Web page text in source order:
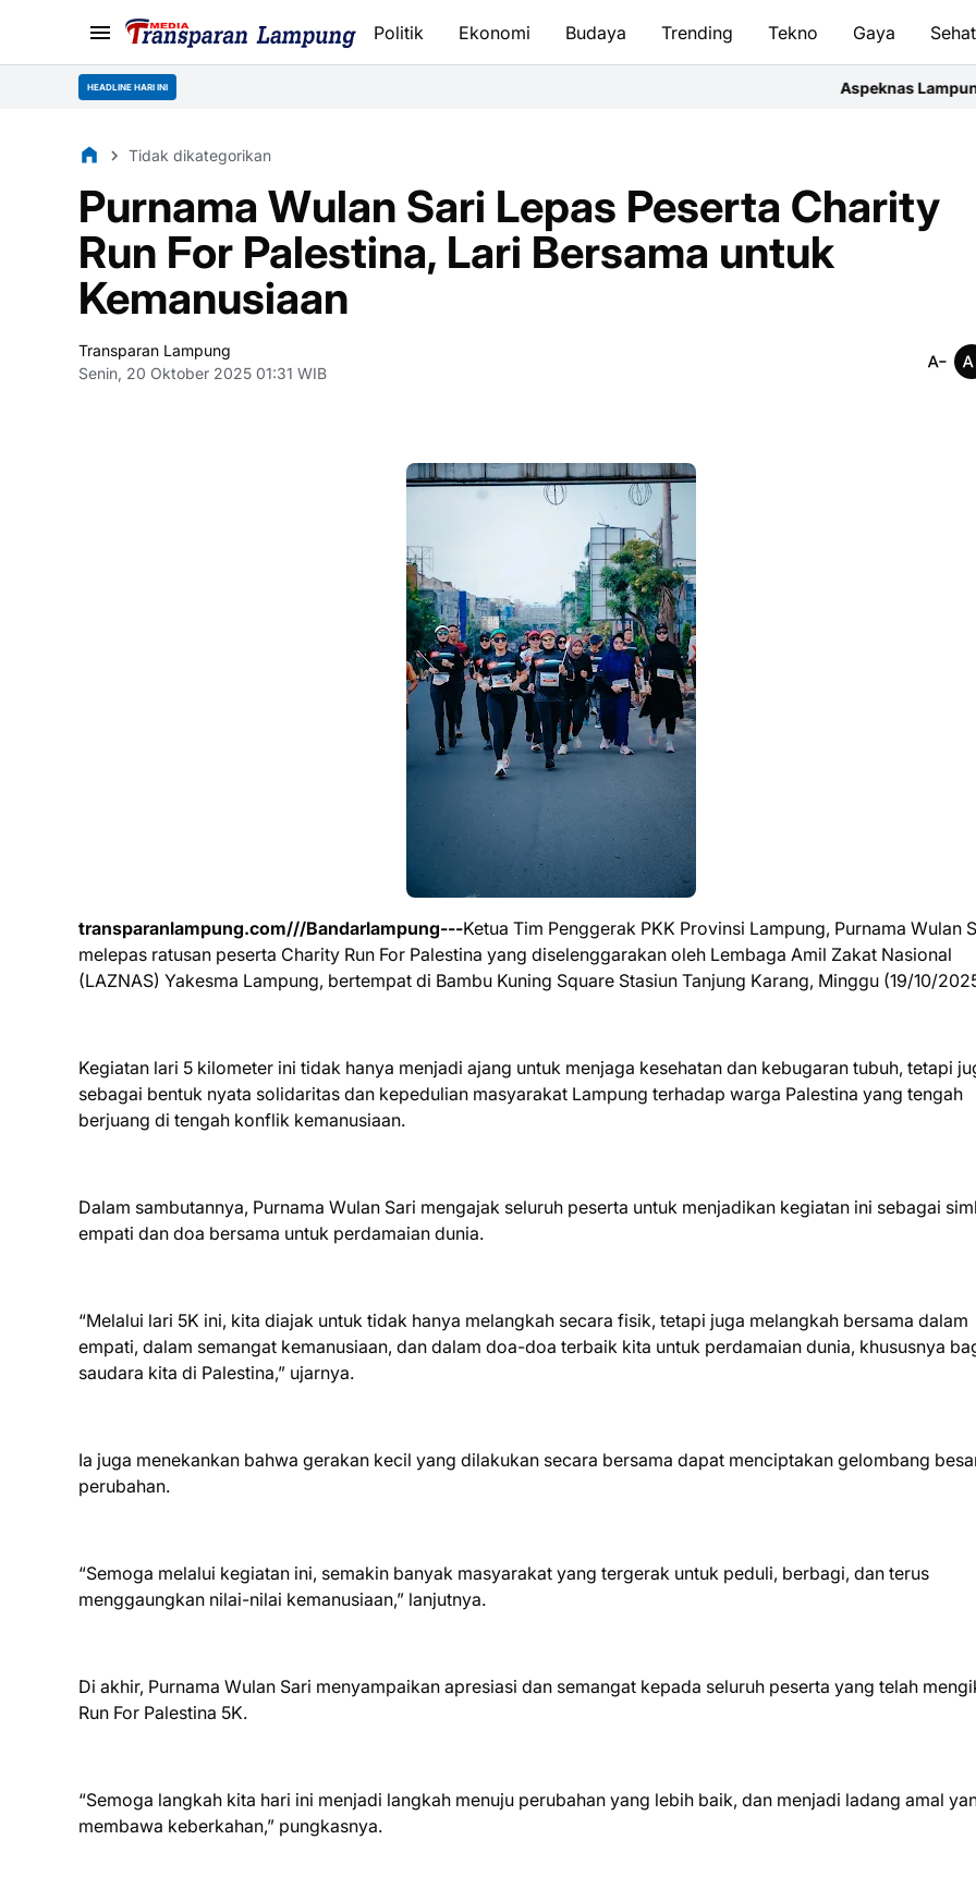
Politik Ekonomi Budaya Trending Tekno Gaya Sehat
HEADLINE HARI INI Aspeknas Lampung Soroti Kualitas
Tidak dikategorikan
Purnama Wulan Sari Lepas Peserta Charity
Run For Palestina, Lari Bersama untuk
Kemanusiaan
Transparan Lampung
Senin, 20 Oktober 2025 01:31 WIB
transparanlampung.com///Bandarlampung---Ketua Tim Penggerak PKK Provinsi Lampung, Purnama Wulan
melepas ratusan peserta Charity Run For Palestina yang diselenggarakan oleh Lembaga Amil Zakat Nasional
(LAZNAS) Yakesma Lampung, bertempat di Bambu Kuning Square Stasiun Tanjung Karang, Minggu (19/10/
Kegiatan lari 5 kilometer ini tidak hanya menjadi ajang untuk menjaga kesehatan dan kebugaran tubuh, tetapi
sebagai bentuk nyata solidaritas dan kepedulian masyarakat Lampung terhadap warga Palestina yang tengah
berjuang di tengah konflik kemanusiaan.
Dalam sambutannya, Purnama Wulan Sari mengajak seluruh peserta untuk menjadikan kegiatan ini sebagai
empati dan doa bersama untuk perdamaian dunia.
“Melalui lari 5K ini, kita diajak untuk tidak hanya melangkah secara fisik, tetapi juga melangkah bersama dalam
empati, dalam semangat kemanusiaan, dan dalam doa-doa terbaik kita untuk perdamaian dunia, khususnya
saudara kita di Palestina,” ujarnya.
Ia juga menekankan bahwa gerakan kecil yang dilakukan secara bersama dapat menciptakan gelombang
perubahan.
“Semoga melalui kegiatan ini, semakin banyak masyarakat yang tergerak untuk peduli, berbagi, dan terus
menggaungkan nilai-nilai kemanusiaan,” lanjutnya.
Di akhir, Purnama Wulan Sari menyampaikan apresiasi dan semangat kepada seluruh peserta yang telah
Run For Palestina 5K.
“Semoga langkah kita hari ini menjadi langkah menuju perubahan yang lebih baik, dan menjadi ladang amal
membawa keberkahan,” pungkasnya.